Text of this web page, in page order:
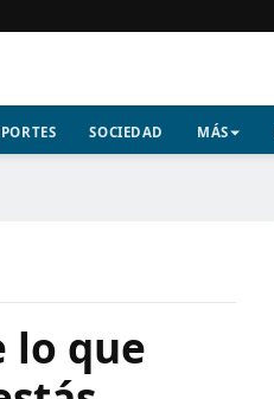
SOCIEDAD MÁS
lo que